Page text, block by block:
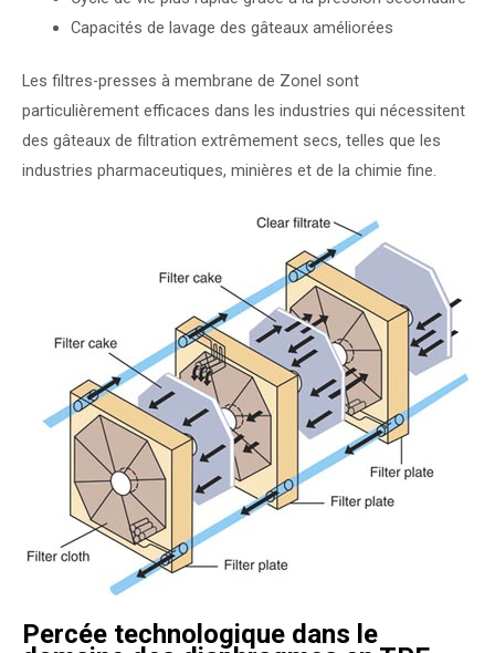
Capacités de lavage des gâteaux améliorées
Les filtres-presses à membrane de Zonel sont
particulièrement efficaces dans les industries qui nécessitent
des gâteaux de filtration extrêmement secs, telles que les
industries pharmaceutiques, minières et de la chimie fine.
Percée technologique dans le